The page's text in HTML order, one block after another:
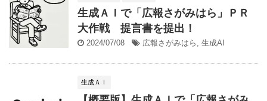
生成ＡＩで「広報さがみはら」ＰＲ
大作戦 提言書を提出！
2024/07/08 広報さがみはら , 生成AI
生成ＡＩ